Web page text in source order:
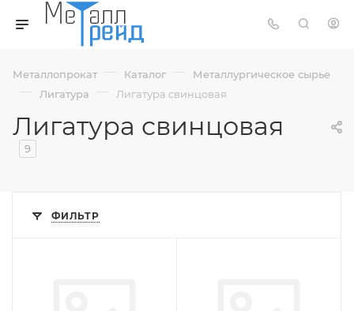
Металлопрокат — Каталог — Металлургическое сырье
— Лигатура — Лигатура свинцовая
Лигатура свинцовая
9
ФИЛЬТР